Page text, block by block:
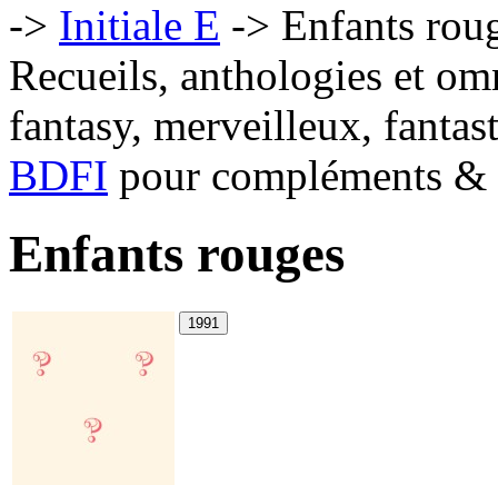
Initiale E
Enfants
Recueils, anthologies et
fantasy, merveilleux,
BDFI pour compléments
Enfants rouges